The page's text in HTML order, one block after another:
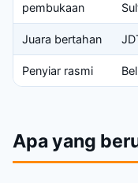
pembukaan
Juara bertahan
Penyiar rasmi
Apa yang